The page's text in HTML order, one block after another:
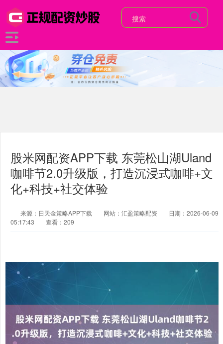
股米网配资APP下载 东莞松山湖Uland
咖啡节2.0升级版，打造沉浸式咖啡+文
化+科技+社交体验
来源：日天金策略APP下载 网站：汇盈策略配资
日期：2026-06-09
05:17:43
查看：209